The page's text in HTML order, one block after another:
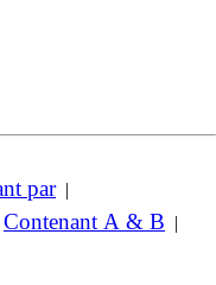
par|
Contenant A & B |